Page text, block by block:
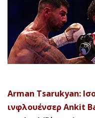
Arman Tsarukyan:
ινφλουένσερ Ankit